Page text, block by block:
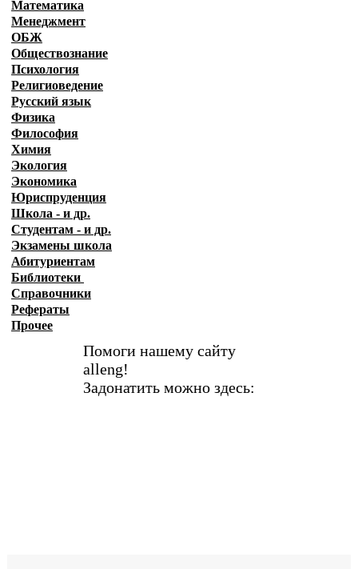
Математика
Менеджмент
ОБЖ
Обществознание
Психология
Религиоведение
Русский язык
Физика
Философия
Химия
Экология
Экономика
Юриспруденция
Школа - и др.
Студентам - и др.
Экзамены школа
Абитуриентам
Библиотеки
Справочники
Рефераты
Прочее
Помоги нашему сайту
alleng!
Задонатить можно здесь: